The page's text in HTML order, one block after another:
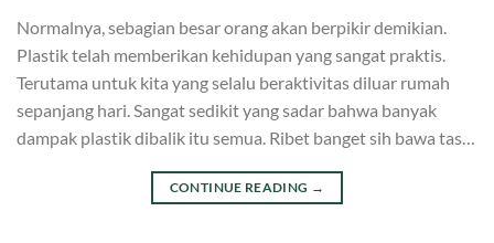
Normalnya, sebagian besar orang akan berpikir demikian.
Plastik telah memberikan kehidupan yang sangat praktis.
Terutama untuk kita yang selalu beraktivitas diluar rumah
sepanjang hari. Sangat sedikit yang sadar bahwa banyak
dampak plastik dibalik itu semua. Ribet banget sih bawa tas…
CONTINUE READING →